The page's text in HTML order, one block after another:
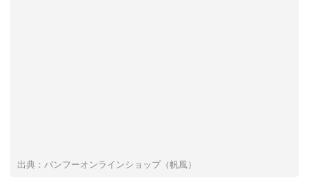
出典：バンフーオンラインショップ（帆風）